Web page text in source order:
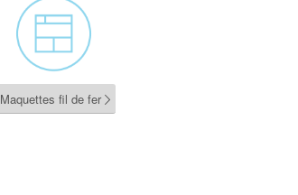
Maquettes fil de fer